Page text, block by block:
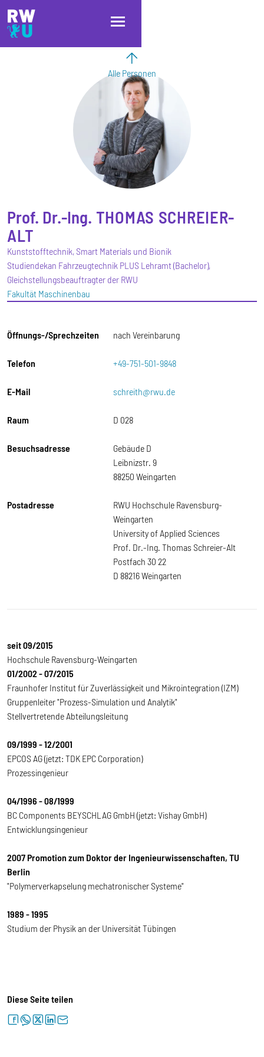
Direkt zum Inhalt
Direkt zur Hauptnavigation
Direkt zum Fußbereich
Alle Personen
Prof. Dr.-Ing. THOMAS SCHREIER-
ALT
Kunststofftechnik, Smart Materials und Bionik
Studiendekan Fahrzeugtechnik PLUS Lehramt (Bachelor),
Gleichstellungsbeauftragter der RWU
Fakultät Maschinenbau
Öffnungs-/Sprechzeiten nach Vereinbarung
Telefon +49-751-501-9848
E-Mail schreith@rwu.de
Raum D 028
Besuchsadresse
Gebäude D
Leibnizstr. 9
88250 Weingarten
Postadresse
RWU Hochschule Ravensburg-
Weingarten
University of Applied Sciences
Prof. Dr.-Ing. Thomas Schreier-Alt
Postfach 30 22
D 88216 Weingarten
seit 09/2015
Hochschule Ravensburg-Weingarten
01/2002 - 07/2015
Fraunhofer Institut für Zuverlässigkeit und Mikrointegration (IZM)
Gruppenleiter "Prozess-Simulation und Analytik"
Stellvertretende Abteilungsleitung
09/1999 - 12/2001
EPCOS AG (jetzt: TDK EPC Corporation)
Prozessingenieur
04/1996 - 08/1999
BC Components BEYSCHLAG GmbH (jetzt: Vishay GmbH)
Entwicklungsingenieur
2007 Promotion zum Doktor der Ingenieurwissenschaften, TU
Berlin
"Polymerverkapselung mechatronischer Systeme"
1989 - 1995
Studium der Physik an der Universität Tübingen
Diese Seite teilen
facebookwhatsapptwitterlinkedinletter